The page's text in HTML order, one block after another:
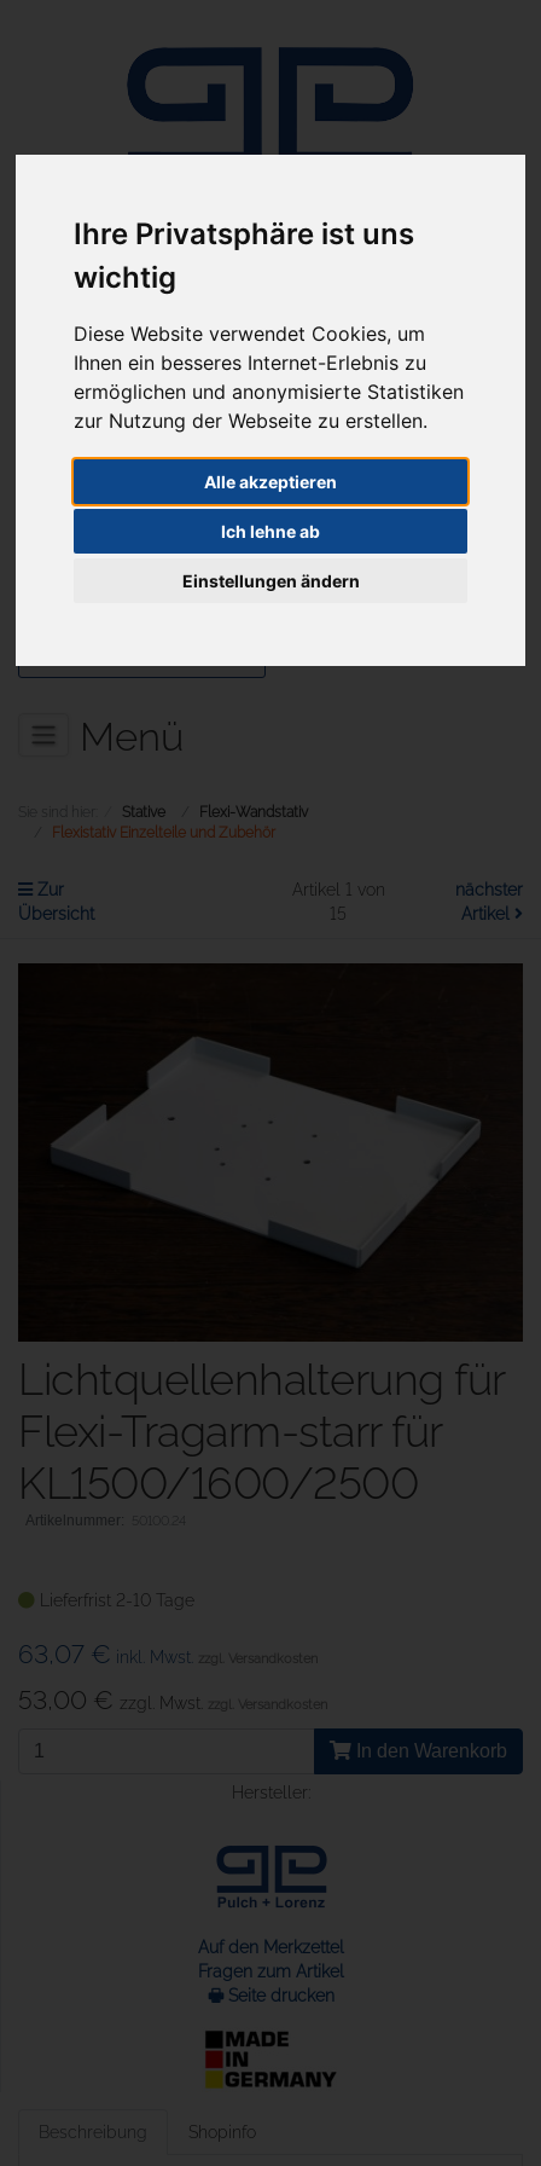
Ihre Privatsphäre ist uns
wichtig
Diese Website verwendet Cookies, um
Ihnen ein besseres Internet-Erlebnis zu
ermöglichen und anonymisierte Statistiken
zur Nutzung der Webseite zu erstellen.
Alle akzeptieren
Ich lehne ab
Einstellungen ändern
ab 100€ versandkostenfrei
(innerhalb Deutschlands)
Sie haben Fragen?
07641-9360300
Menü
Sie sind hier: Stative
Flexi-Wandstativ
Flexistativ Einzelteile und Zubehör
Zur
Übersicht
Artikel 1 von
15
nächster
Artikel
Lichtquellenhalterung für
Flexi-Tragarm-starr für
KL1500/1600/2500
Lieferfrist 2-10 Tage
63,07 € inkl. Mwst. zzgl. Versandkosten
53,00 € zzgl. Mwst. zzgl. Versandkosten
In den Warenkorb
Hersteller:
Auf den Merkzettel
Fragen zum Artikel
🖶 Seite drucken
Beschreibung Shopinfo